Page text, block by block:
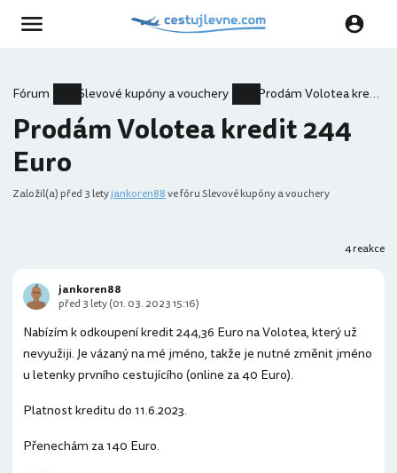
Fórum Slevové kupóny a vouchery Prodám Volotea kredit 244 Euro
Prodám Volotea kredit 244
Euro
Založil(a) před 3 letyjankoren88ve fóru Slevové kupóny a vouchery
4 reakce
Nabízím k odkoupení kredit 244,36 Euro na Volotea, který už
nevyužiji. Je vázaný na mé jméno, takže je nutné změnit jméno
u letenky prvního cestujícího (online za 40 Euro).
Platnost kreditu do 11.6.2023.
Přenechám za 140 Euro.
jankoren88
před 3 lety (01. 03. 2023 15:16)